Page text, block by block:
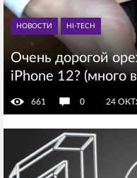
НОВОСТИ HI-TECH
Очень дорогой
iPhone 12? (много
661 0 24